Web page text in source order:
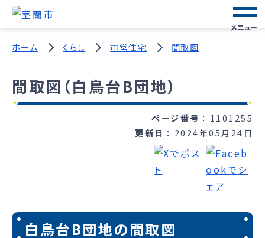
メニュー
ホーム くらし 市営住宅 間取図
間取図（白鳥台B団地）
ページ番号
1101255
更新日
2024年05月24日
白鳥台B団地の間取図